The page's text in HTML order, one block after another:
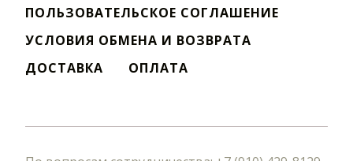
ПОЛЬЗОВАТЕЛЬСКОЕ СОГЛАШЕНИЕ
УСЛОВИЯ ОБМЕНА И ВОЗВРАТА
ДОСТАВКА
ОПЛАТА